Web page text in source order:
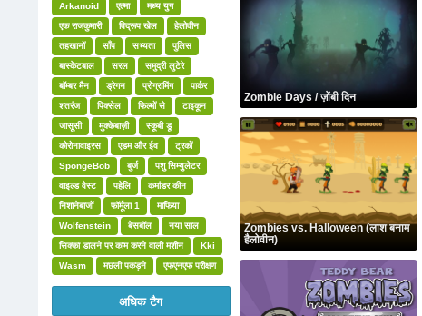
Arkanoid
एल्मा
मध्य युग
एक राजकुमारी
विद्रूप खेल
हेलोवीन
तहखानों
साँप सभ्यता
पुलिस
बास्केटबाल
सरल
समुद्री लुटेरे
बॉम्बर मैन
ड्रेगन प्रोग्रामिंग
पार्कर
शतरंज
पिक्सेल फिल्मों से
टाइकून
जासूसी
मुक्केबाज़ी
स्कूबी डू
कोरोनावाइरस
एडम और ईव
ट्रकों
SpongeBob
बुर्ज
पशु सिम्युलेटर
वाइल्ड वेस्ट
पहेलि
कमांडर कीन
निशानेबाजों
फॉर्मूला 1
माफिया
Wolfenstein
बेसबॉल
नया साल
सिक्का डालने पर काम करने वाली मशीन
Kki
Wasm
मछली पकड़ने एफएनएफ परीक्षण
अधिक टैग
Zombie Days / ज़ोंबी दिन
Zombies vs. Halloween (लाश बनाम
हैलोवीन)